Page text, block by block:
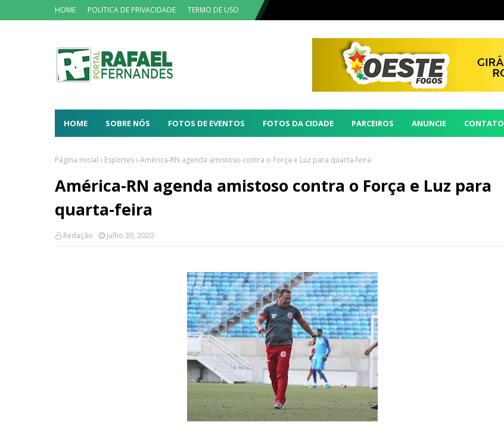
HOME POLITICA DE PRIVACIDADE TERMO DE USO
HOME SOBRE NÓS FOTOS DE EVENTOS FOTOS DA CIDADE PARCEIROS ANUNCIE CONTATO
Página inicial Esportes América-RN agenda amistoso contra o Força e Luz para quarta-feira
América-RN agenda amistoso contra o Força e Luz para
quarta-feira
Redação Julho 30, 2020